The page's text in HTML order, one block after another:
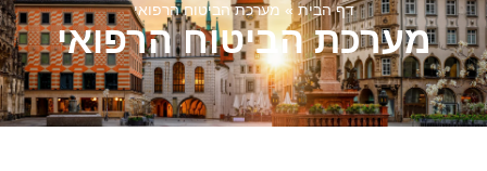
דף הבית» מערכת הביטוח הרפואי
מערכת הביטוח הרפואי